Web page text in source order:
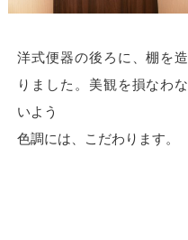
洋式便器の後ろに、棚を造
りました。美観を損なわな
いよう
色調には、こだわります。